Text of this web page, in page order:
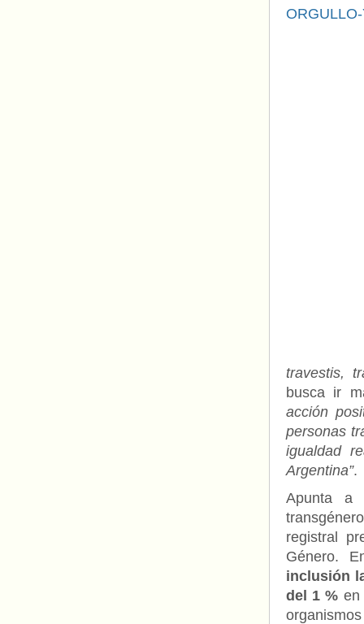
travestis,
busca ir
acción
personas
igualdad
Argentina”.
Apunta a
registral
Género.
inclusión
del 1 % en